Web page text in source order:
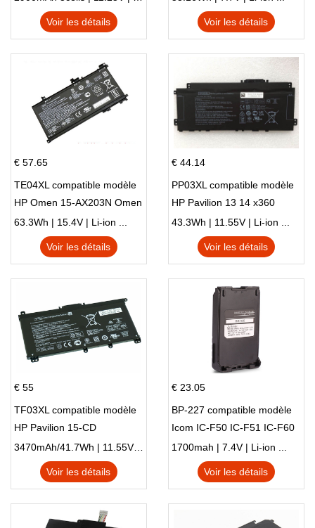
X540S
Voir les détails
TPN-I128
Voir les détails
€ 57.65
TE04XL compatible modèle
HP Omen 15-AX203N Omen
15 Series Pavilion 15 Series
63.3Wh | 15.4V | Li-ion ...
Voir les détails
€ 44.14
PP03XL compatible modèle
HP Pavilion 13 14 x360
L83388-AC1 L83388-421
HSTNN-LB8S M01118-421
M01144-005 13-BB 14-DV
43.3Wh | 11.55V | Li-ion ...
Voir les détails
€ 55
TF03XL compatible modèle
HP Pavilion 15-CD
3470mAh/41.7Wh | 11.55V | Li-ion ...
Voir les détails
€ 23.05
BP-227 compatible modèle
Icom IC-F50 IC-F51 IC-F60
IC-F61 IC-M87
1700mah | 7.4V | Li-ion ...
Voir les détails